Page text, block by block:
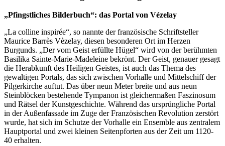
„Pfingstliches Bilderbuch“: das Portal von Vézelay
„La colline inspirée“, so nannte der französische Schriftsteller
Maurice Barrès Vèzelay, diesen besonderen Ort im Herzen
Burgunds. „Der vom Geist erfüllte Hügel“ wird von der berühmten
Basilika Sainte-Marie-Madeleine bekrönt. Der Geist, genauer gesagt
die Herabkunft des Heiligen Geistes, ist auch das Thema des
gewaltigen Portals, das sich zwischen Vorhalle und Mittelschiff der
Pilgerkirche auftut. Das über neun Meter breite und aus neun
Steinblöcken bestehende Tympanon ist gleichermaßen Faszinosum
und Rätsel der Kunstgeschichte. Während das ursprüngliche Portal
in der Außenfassade im Zuge der Französischen Revolution zerstört
wurde, hat sich im Schutze der Vorhalle ein Ensemble aus zentralem
Hauptportal und zwei kleinen Seitenpforten aus der Zeit um 1120-
40 erhalten.